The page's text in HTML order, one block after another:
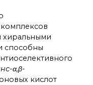
способны
α,β-
кислот